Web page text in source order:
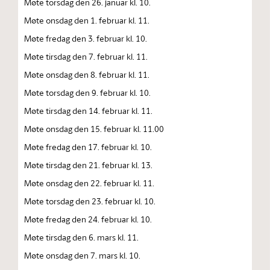
Møte onsdag den 1. februar kl. 11.
Møte fredag den 3. februar kl. 10.
Møte tirsdag den 7. februar kl. 11.
Møte onsdag den 8. februar kl. 11.
Møte torsdag den 9. februar kl. 10.
Møte tirsdag den 14. februar kl. 11.
Møte onsdag den 15. februar kl. 11.00
Møte fredag den 17. februar kl. 10.
Møte tirsdag den 21. februar kl. 13.
Møte onsdag den 22. februar kl. 11.
Møte torsdag den 23. februar kl. 10.
Møte fredag den 24. februar kl. 10.
Møte tirsdag den 6. mars kl. 11.
Møte onsdag den 7. mars kl. 10.